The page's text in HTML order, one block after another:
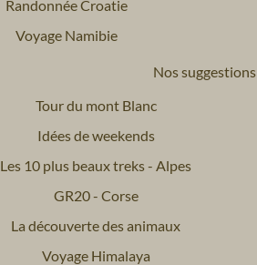
Randonnée Croatie
Voyage Namibie
Nos suggestions
Tour du mont Blanc
Idées de weekends
Les 10 plus beaux treks - Alpes
GR20 - Corse
La découverte des animaux
Voyage Himalaya